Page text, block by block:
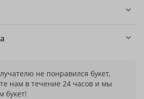
не понравился букет,
нам в течение 24 часов и мы
букет!